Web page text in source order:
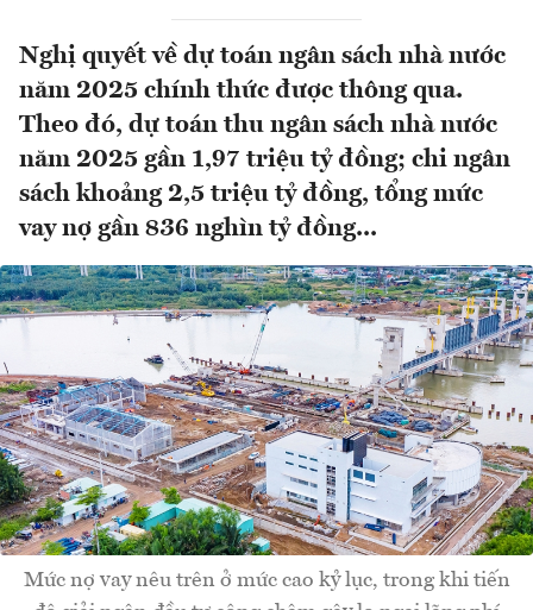
Nghị quyết về dự toán ngân sách nhà nước
năm 2025 chính thức được thông qua.
Theo đó, dự toán thu ngân sách nhà nước
năm 2025 gần 1,97 triệu tỷ đồng; chi ngân
sách khoảng 2,5 triệu tỷ đồng, tổng mức
vay nợ gần 836 nghìn tỷ đồng...
Mức nợ vay nêu trên ở mức cao kỷ lục, trong khi tiến